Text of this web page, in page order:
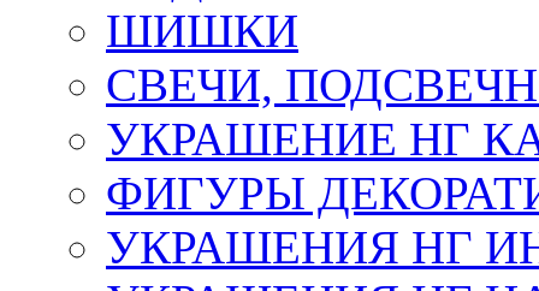
ШИШКИ
СВЕЧИ,
УКРАШЕНИЕ НГ
ФИГУРЫ
УКРАШЕНИЯ НГ